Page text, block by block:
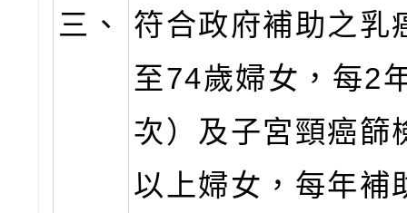
三、
符合政府補助之乳
至74歲婦女，每2
次）及子宮頸癌篩
以上婦女，每年補